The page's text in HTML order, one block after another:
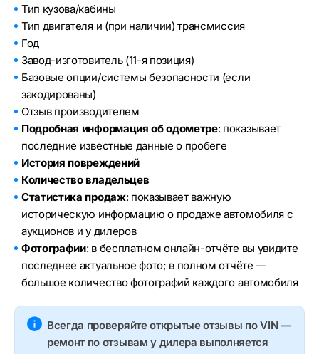
Тип кузова/кабины
Тип двигателя и (при наличии) трансмиссия
Год
Завод-изготовитель (11-я позиция)
Базовые опции/системы безопасности (если
закодированы)
Отзыв производителем
Подробная информация об одометре: показывает
последние известные данные о пробеге
История повреждений
Количество владельцев
Статистика продаж: показывает важную
историческую информацию о продаже автомобиля с
аукционов и у дилеров
Фотографии: в бесплатном онлайн-отчёте вы увидите
последнее актуальное фото; в полном отчёте —
большое количество фотографий каждого автомобиля
Всегда проверяйте открытые отзывы по VIN —
ремонт по отзывам у дилера выполняется